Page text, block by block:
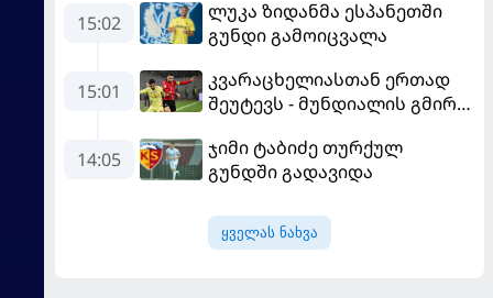
15:02
ლუკა ზიდანმა ესპანეთში
გუნდი გამოიცვალა
15:01
კვარაცხელიასთან ერთად
შეუტევს - მუნდიალის გმირი
გახდება
14:05
ჯიმი ტაბიძე თურქულ
გუნდში გადავიდა
ყველას ნახვა